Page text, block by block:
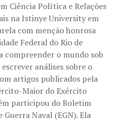
Ciência Política e Relações
na Istinye University em
com menção honrosa
Federal do Rio de
compreender o mundo sob
análises sobre o
artigos publicados pela
Maior do Exército
participou do Boletim
Naval (EGN). Ela